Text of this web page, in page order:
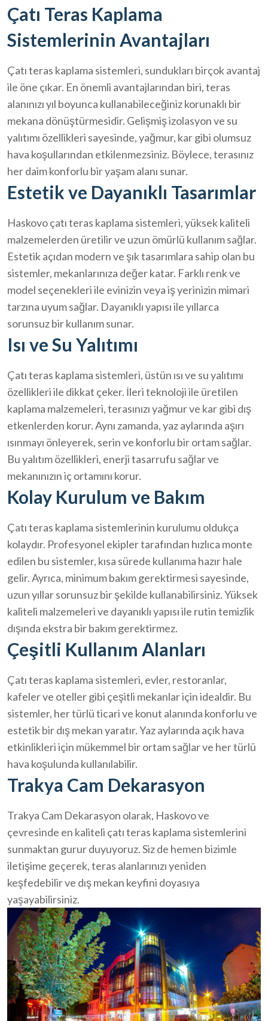
Çatı Teras Kaplama
Sistemlerinin Avantajları
Çatı teras kaplama sistemleri, sundukları birçok avantaj
ile öne çıkar. En önemli avantajlarından biri, teras
alanınızı yıl boyunca kullanabileceğiniz korunaklı bir
mekana dönüştürmesidir. Gelişmiş izolasyon ve su
yalıtımı özellikleri sayesinde, yağmur, kar gibi olumsuz
hava koşullarından etkilenmezsiniz. Böylece, terasınız
her daim konforlu bir yaşam alanı sunar.
Estetik ve Dayanıklı Tasarımlar
Haskovo çatı teras kaplama sistemleri, yüksek kaliteli
malzemelerden üretilir ve uzun ömürlü kullanım sağlar.
Estetik açıdan modern ve şık tasarımlara sahip olan bu
sistemler, mekanlarınıza değer katar. Farklı renk ve
model seçenekleri ile evinizin veya iş yerinizin mimari
tarzına uyum sağlar. Dayanıklı yapısı ile yıllarca
sorunsuz bir kullanım sunar.
Isı ve Su Yalıtımı
Çatı teras kaplama sistemleri, üstün ısı ve su yalıtımı
özellikleri ile dikkat çeker. İleri teknoloji ile üretilen
kaplama malzemeleri, terasınızı yağmur ve kar gibi dış
etkenlerden korur. Aynı zamanda, yaz aylarında aşırı
ısınmayı önleyerek, serin ve konforlu bir ortam sağlar.
Bu yalıtım özellikleri, enerji tasarrufu sağlar ve
mekanınızın iç ortamını korur.
Kolay Kurulum ve Bakım
Çatı teras kaplama sistemlerinin kurulumu oldukça
kolaydır. Profesyonel ekipler tarafından hızlıca monte
edilen bu sistemler, kısa sürede kullanıma hazır hale
gelir. Ayrıca, minimum bakım gerektirmesi sayesinde,
uzun yıllar sorunsuz bir şekilde kullanabilirsiniz. Yüksek
kaliteli malzemeleri ve dayanıklı yapısı ile rutin temizlik
dışında ekstra bir bakım gerektirmez.
Çeşitli Kullanım Alanları
Çatı teras kaplama sistemleri, evler, restoranlar,
kafeler ve oteller gibi çeşitli mekanlar için idealdir. Bu
sistemler, her türlü ticari ve konut alanında konforlu ve
estetik bir dış mekan yaratır. Yaz aylarında açık hava
etkinlikleri için mükemmel bir ortam sağlar ve her türlü
hava koşulunda kullanılabilir.
Trakya Cam Dekarasyon
Trakya Cam Dekarasyon olarak, Haskovo ve
çevresinde en kaliteli çatı teras kaplama sistemlerini
sunmaktan gurur duyuyoruz. Siz de hemen bizimle
iletişime geçerek, teras alanlarınızı yeniden
keşfedebilir ve dış mekan keyfini doyasıya
yaşayabilirsiniz.